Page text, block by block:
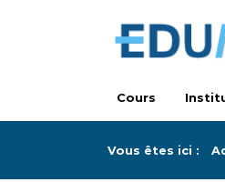
Cours
Vous êtes ici :